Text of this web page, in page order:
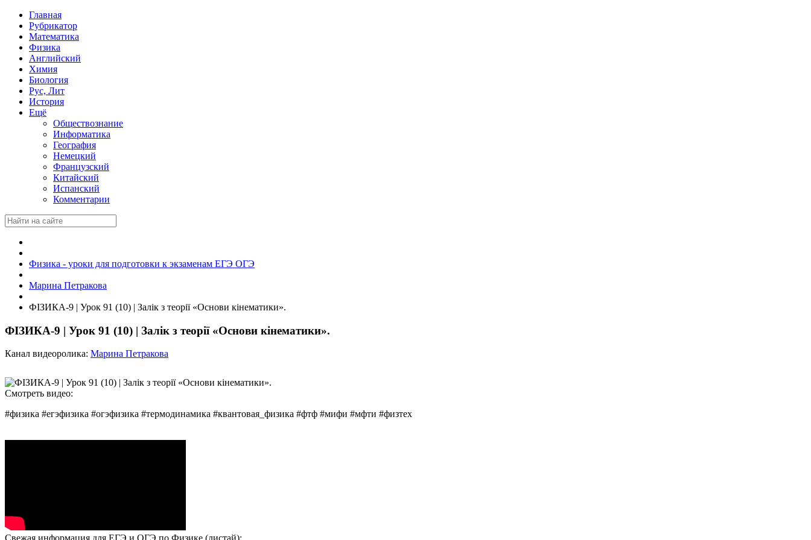
Главная
Рубрикатор
Математика
Физика
Английский
Химия
Биология
Рус, Лит
История
Ещё
Обществознание
Информатика
География
Немецкий
Французский
Китайский
Испанский
Комментарии
Физика - уроки для подготовки к экзаменам ЕГЭ ОГЭ
Марина Петракова
ФІЗИКА-9 | Урок 91 (10) | Залік з теорії «Основи кінематики».
ФІЗИКА-9 | Урок 91 (10) | Залік з теорії «Основи кінематики».
Канал видеоролика: Марина Петракова
Смотреть видео:
#физика #егэфизика #огэфизика #термодинамика #квантовая_физика #фтф #мифи #мфти #физтех